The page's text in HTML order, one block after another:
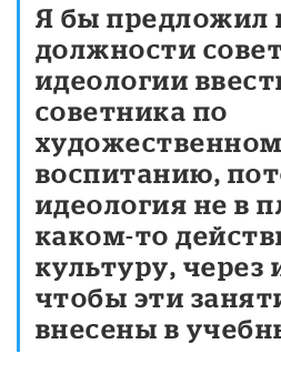
Я бы предложил
должности
идеологии
советника по
воспитанию,
идеология не в
каком-то
культуру, через
чтобы эти
внесены в